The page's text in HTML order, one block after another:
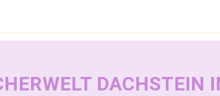
DACHSTEIN